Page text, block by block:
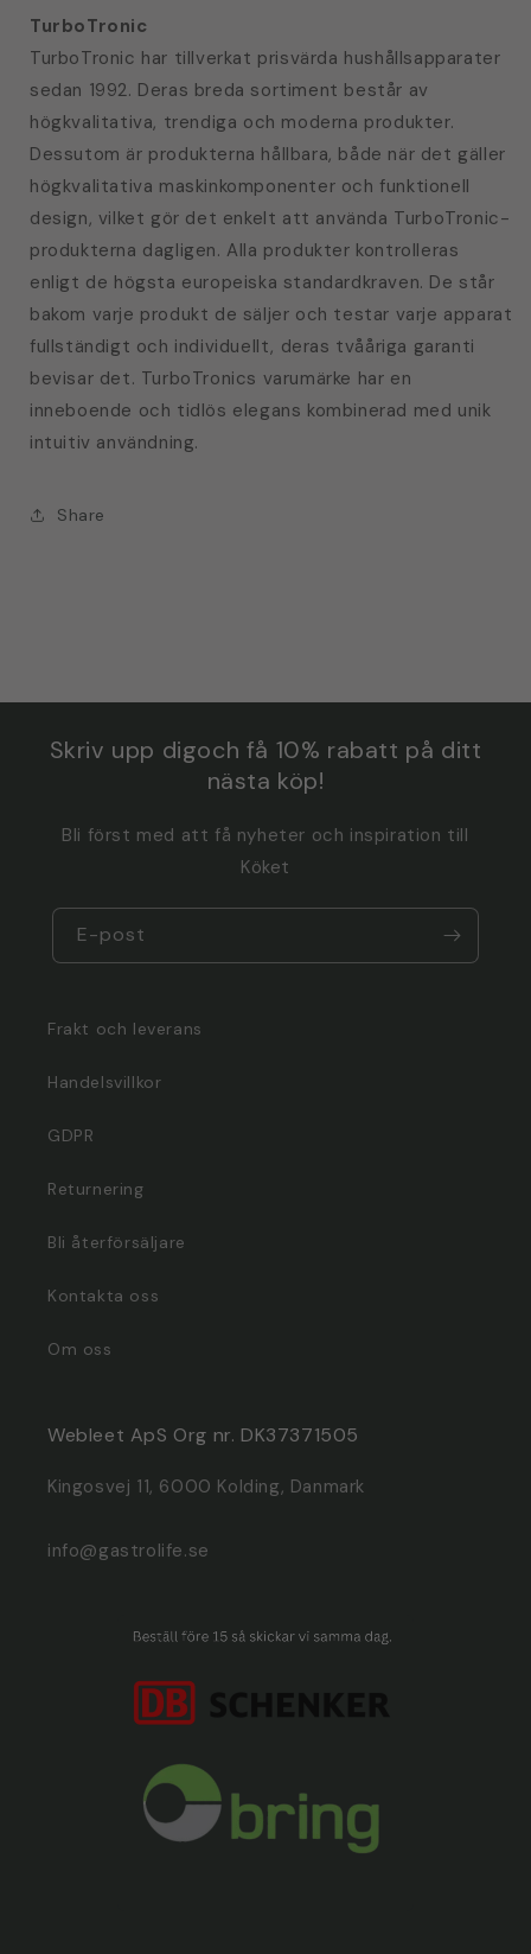
TurboTronic
TurboTronic har tillverkat prisvärda hushållsapparater
sedan 1992. Deras breda sortiment består av
högkvalitativa, trendiga och moderna produkter.
Dessutom är produkterna hållbara, både när det gäller
högkvalitativa maskinkomponenter och funktionell
design, vilket gör det enkelt att använda TurboTronic-
produkterna dagligen. Alla produkter kontrolleras
enligt de högsta europeiska standardkraven. De står
bakom varje produkt de säljer och testar varje apparat
fullständigt och individuellt, deras tvååriga garanti
bevisar det. TurboTronics varumärke har en
inneboende och tidlös elegans kombinerad med unik
intuitiv användning.
Share
Skriv upp digoch få 10% rabatt på ditt
nästa köp!
Bli först med att få nyheter och inspiration till
Köket
E-post
Frakt och leverans
Handelsvillkor
GDPR
Returnering
Bli återförsäljare
Kontakta oss
Om oss
Webleet ApS Org nr. DK37371505
Kingosvej 11, 6000 Kolding, Danmark
info@gastrolife.se